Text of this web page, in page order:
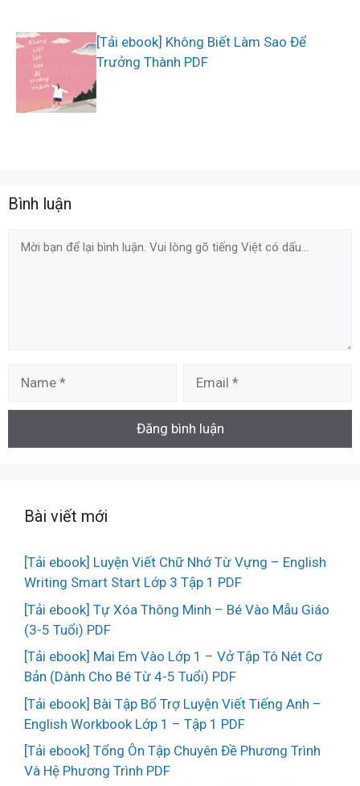
[Tải ebook] Không Biết Làm Sao Để
Trưởng Thành PDF
Bình luận
Comment
Bài viết mới
[Tải ebook] Luyện Viết Chữ Nhớ Từ Vựng – English
Writing Smart Start Lớp 3 Tập 1 PDF
[Tải ebook] Tự Xóa Thông Minh – Bé Vào Mẫu Giáo
(3-5 Tuổi) PDF
[Tải ebook] Mai Em Vào Lớp 1 – Vở Tập Tô Nét Cơ
Bản (Dành Cho Bé Từ 4-5 Tuổi) PDF
[Tải ebook] Bài Tập Bổ Trợ Luyện Viết Tiếng Anh –
English Workbook Lớp 1 – Tập 1 PDF
[Tải ebook] Tổng Ôn Tập Chuyên Đề Phương Trình
Và Hệ Phương Trình PDF